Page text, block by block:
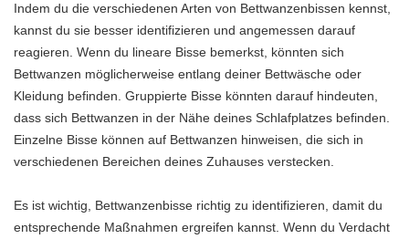
Indem du die verschiedenen Arten von Bettwanzenbissen kennst,
kannst du sie besser identifizieren und angemessen darauf
reagieren. Wenn du lineare Bisse bemerkst, könnten sich
Bettwanzen möglicherweise entlang deiner Bettwäsche oder
Kleidung befinden. Gruppierte Bisse könnten darauf hindeuten,
dass sich Bettwanzen in der Nähe deines Schlafplatzes befinden.
Einzelne Bisse können auf Bettwanzen hinweisen, die sich in
verschiedenen Bereichen deines Zuhauses verstecken.
Es ist wichtig, Bettwanzenbisse richtig zu identifizieren, damit du
entsprechende Maßnahmen ergreifen kannst. Wenn du Verdacht